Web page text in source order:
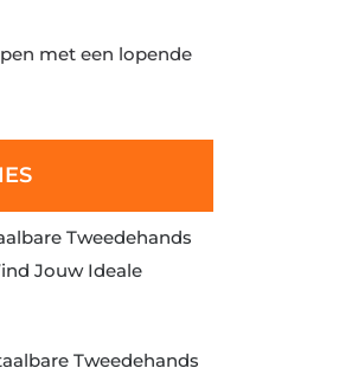
met een lopende
Tweedehands
Jouw Ideale
Tweedehands